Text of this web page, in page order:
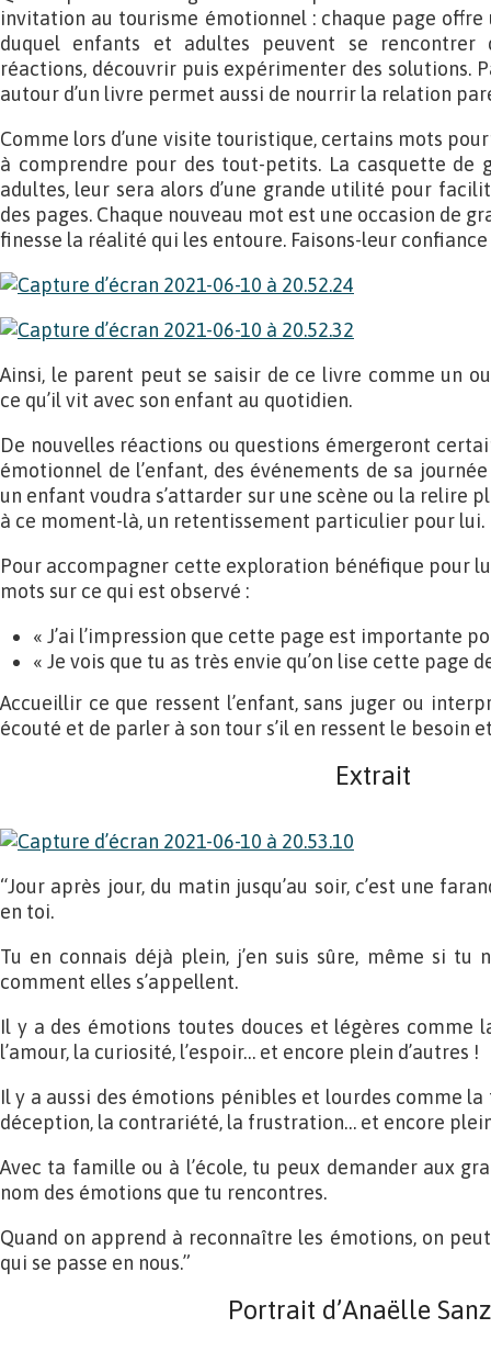
invitation au tourisme émotionnel : chaque page offre
duquel enfants et adultes peuvent se rencontrer
réactions, découvrir puis expérimenter des solutions.
autour d’un livre permet aussi de nourrir la relation
Comme lors d’une visite touristique, certains mots
à comprendre pour des tout-petits. La casquette de
adultes, leur sera alors d’une grande utilité pour
des pages. Chaque nouveau mot est une occasion de
finesse la réalité qui les entoure. Faisons-leur
Ainsi, le parent peut se saisir de ce livre comme un
ce qu’il vit avec son enfant au quotidien.
De nouvelles réactions ou questions émergeront
émotionnel de l’enfant, des événements de sa
un enfant voudra s’attarder sur une scène ou la relire
à ce moment-là, un retentissement particulier pour lui.
Pour accompagner cette exploration bénéfique pour
mots sur ce qui est observé :
« J’ai l’impression que cette page est importante
« Je vois que tu as très envie qu’on lise cette page
Accueillir ce que ressent l’enfant, sans juger ou
écouté et de parler à son tour s’il en ressent le besoin
Extrait
“Jour après jour, du matin jusqu’au soir, c’est une
en toi.
Tu en connais déjà plein, j’en suis sûre, même si tu
comment elles s’appellent.
Il y a des émotions toutes douces et légères comme
l’amour, la curiosité, l’espoir… et encore plein d’autres !
Il y a aussi des émotions pénibles et lourdes comme
déception, la contrariété, la frustration… et encore plein
Avec ta famille ou à l’école, tu peux demander aux
nom des émotions que tu rencontres.
Quand on apprend à reconnaître les émotions, on
qui se passe en nous.”
Portrait d’Anaëlle